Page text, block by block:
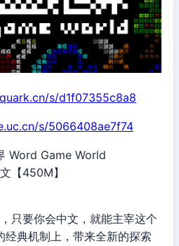
s/d1f07355c8a8
s/5066408ae7f74
Word Game World
【450M】
只要你会中文，就能主宰这个
经典机制上，带来全新的探索